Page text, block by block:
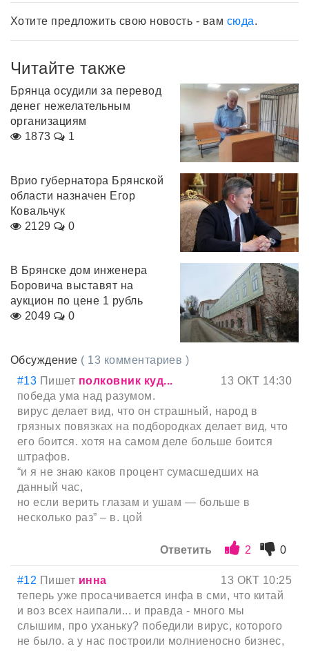
Хотите предложить свою новость - вам сюда.
Читайте также
Брянца осудили за перевод
денег нежелательным
организациям
1873
1
Врио губернатора Брянской
области назначен Егор
Ковальчук
2129
0
В Брянске дом инженера
Боровича выставят на
аукцион по цене 1 рубль
2049
0
Обсуждение ( 13 комментариев )
#13 Пишет полковник куд...
13 ОКТ 14:30
победа ума над разумом.
вирус делает вид, что он страшный, народ в
грязных повязках на подбородках делает вид, что
его боится. хотя на самом деле больше боится
штрафов.
“и я не знаю каков процент сумасшедших на
данный час,
но если верить глазам и ушам — больше в
несколько раз” – в. цой
Ответить 2 0
#12 Пишет инна
13 ОКТ 10:25
теперь уже просачивается инфа в сми, что китай
и воз всех наипали... и правда - много мы
слышим, про уханьку? победили вирус, которого
не было. а у нас построили молниеносно бизнес,